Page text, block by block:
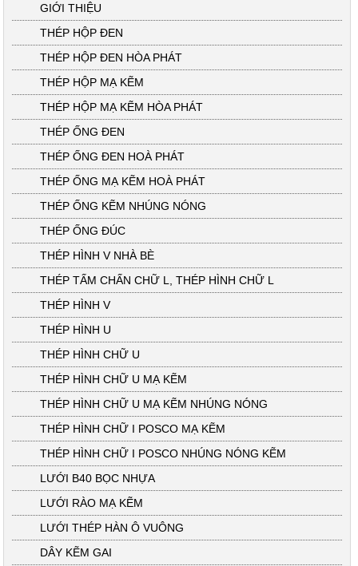
GIỚI THIỆU
THÉP HỘP ĐEN
THÉP HỘP ĐEN HÒA PHÁT
THÉP HỘP MẠ KẼM
THÉP HỘP MẠ KẼM HÒA PHÁT
THÉP ỐNG ĐEN
THÉP ỐNG ĐEN HOÀ PHÁT
THÉP ỐNG MẠ KẼM HOÀ PHÁT
THÉP ỐNG KẼM NHÚNG NÓNG
THÉP ỐNG ĐÚC
THÉP HÌNH V NHÀ BÈ
THÉP TẤM CHẤN CHỮ L, THÉP HÌNH CHỮ L
THÉP HÌNH V
THÉP HÌNH U
THÉP HÌNH CHỮ U
THÉP HÌNH CHỮ U MẠ KẼM
THÉP HÌNH CHỮ U MẠ KẼM NHÚNG NÓNG
THÉP HÌNH CHỮ I POSCO MẠ KẼM
THÉP HÌNH CHỮ I POSCO NHÚNG NÓNG KẼM
LƯỚI B40 BỌC NHỰA
LƯỚI RÀO MẠ KẼM
LƯỚI THÉP HÀN Ô VUÔNG
DÂY KẼM GAI